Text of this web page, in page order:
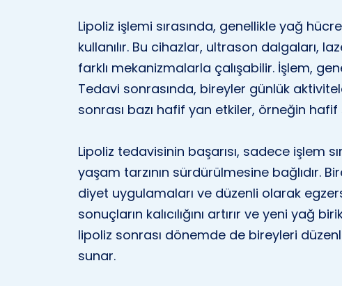
Lipoliz işlemi sırasında, genellikle yağ
kullanılır. Bu cihazlar, ultrason dalgaları,
farklı mekanizmalarla çalışabilir. İşlem,
Tedavi sonrasında, bireyler günlük
sonrası bazı hafif yan etkiler, örneğin hafif
Lipoliz tedavisinin başarısı, sadece işlem
yaşam tarzının sürdürülmesine bağlıdır.
diyet uygulamaları ve düzenli olarak
sonuçların kalıcılığını artırır ve yeni yağ
lipoliz sonrası dönemde de bireyleri
sunar.